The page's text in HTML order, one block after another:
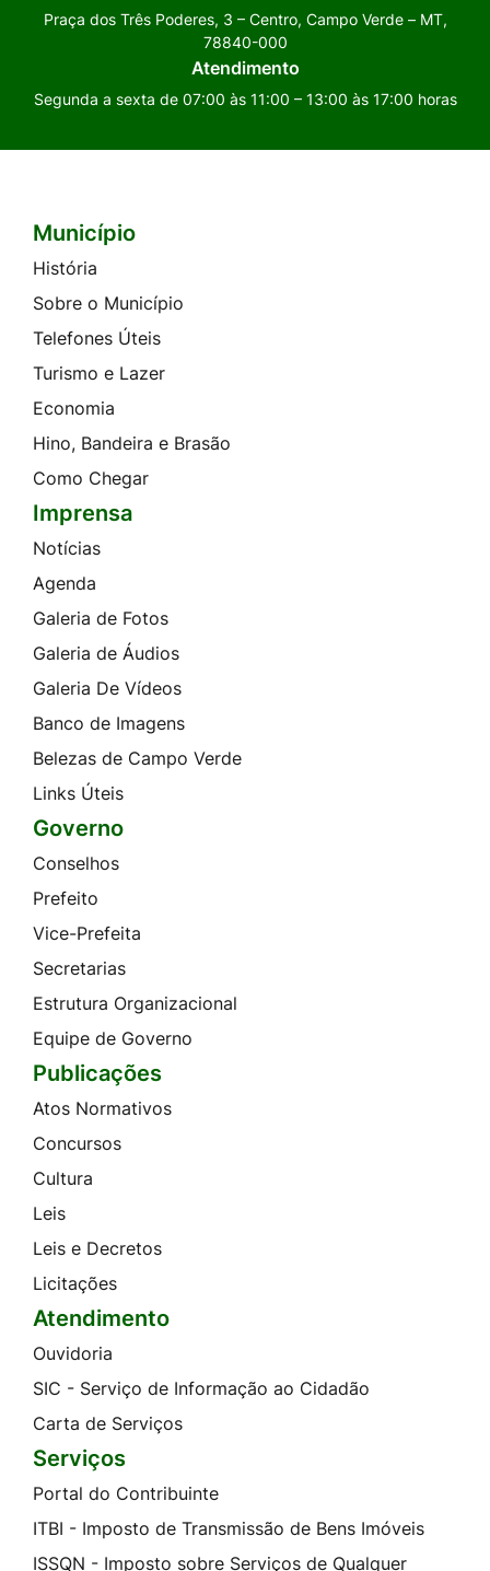
Praça dos Três Poderes, 3 – Centro, Campo Verde – MT,
78840-000
Atendimento
Segunda a sexta de 07:00 às 11:00 – 13:00 às 17:00 horas
Seção do Rodapé e Contato
Município
História
Sobre o Município
Telefones Úteis
Turismo e Lazer
Economia
Hino, Bandeira e Brasão
Como Chegar
Imprensa
Notícias
Agenda
Galeria de Fotos
Galeria de Áudios
Galeria De Vídeos
Banco de Imagens
Belezas de Campo Verde
Links Úteis
Governo
Conselhos
Prefeito
Vice-Prefeita
Secretarias
Estrutura Organizacional
Equipe de Governo
Publicações
Atos Normativos
Concursos
Cultura
Leis
Leis e Decretos
Licitações
Atendimento
Ouvidoria
SIC - Serviço de Informação ao Cidadão
Carta de Serviços
Serviços
Portal do Contribuinte
ITBI - Imposto de Transmissão de Bens Imóveis
ISSQN - Imposto sobre Serviços de Qualquer